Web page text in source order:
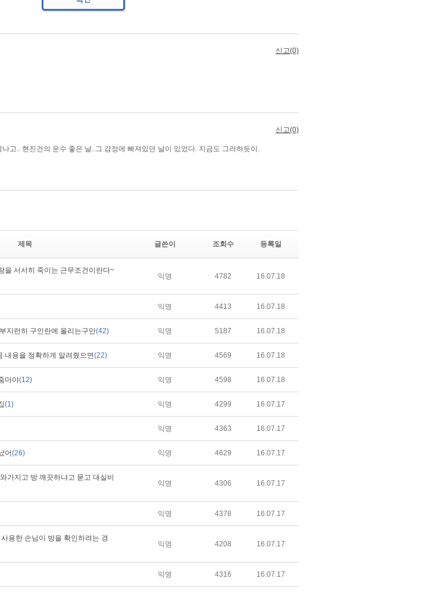
제목 글쓴이 조회수 등록일
을 서서히 죽이는 근무조건이란다~
익명 4782 16.07.18
익명 4413 16.07.18
지런히 구인란에 올리는구만(42) 익명 5187 16.07.18
내용을 정확하게 알려줬으면(22) 익명 4569 16.07.18
마야(12) 익명 4598 16.07.18
(1) 익명 4299 16.07.17
익명 4363 16.07.17
어(26) 익명 4629 16.07.17
가지고 방 깨끗하냐고 묻고 대실비
익명 4306 16.07.17
익명 4378 16.07.17
용한 손님이 방을 확인하려는 경
익명 4208 16.07.17
익명 4316 16.07.17